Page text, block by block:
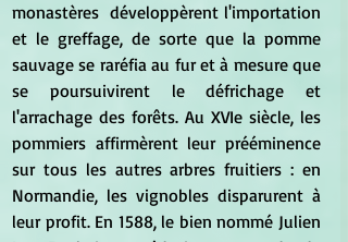
monastères  développèrent l'importation
et le greffage, de sorte que la pomme
sauvage se raréfia au fur et à mesure que
se poursuivirent le défrichage et
l'arrachage des forêts. Au XVIe siècle, les
pommiers affirmèrent leur prééminence
sur tous les autres arbres fruitiers : en
Normandie, les vignobles disparurent à
leur profit. En 1588, le bien nommé Julien